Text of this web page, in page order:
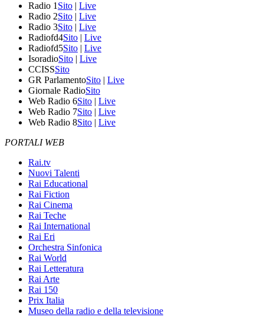
Radio 1 Sito | Live
Radio 2Sito | Live
Radio 3Sito | Live
Radiofd4Sito | Live
Radiofd5Sito | Live
IsoradioSito | Live
CCISSSito
GR ParlamentoSito | Live
Giornale RadioSito
Web Radio 6Sito | Live
Web Radio 7Sito | Live
Web Radio 8Sito | Live
PORTALI WEB
Rai.tv
Nuovi Talenti
Rai Educational
Rai Fiction
Rai Cinema
Rai Teche
Rai International
Rai Eri
Orchestra Sinfonica
Rai World
Rai Letteratura
Rai Arte
Rai 150
Prix Italia
Museo della radio e della televisione